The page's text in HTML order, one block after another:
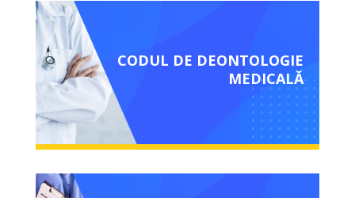
CODUL DE DEONTOLOGIE
MEDICALĂ